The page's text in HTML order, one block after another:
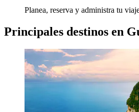
Planea, reserva y administra tu
Principales destinos en